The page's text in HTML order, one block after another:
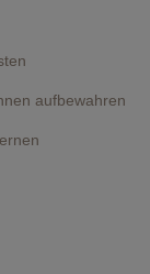
aufbewahren